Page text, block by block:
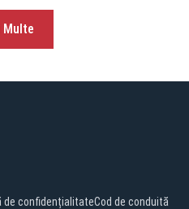
Multe
de confidențialitateCod de conduită